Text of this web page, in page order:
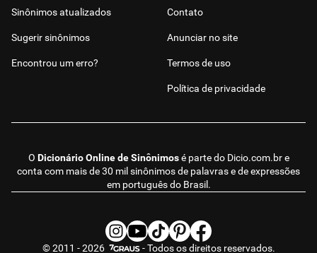
O Dicionário Online de Sinônimosé parte do Dicio.com.bre
conta com mais de 30 mil sinônimos de palavras e de expressões
em português do Brasil.
Sinônimos atualizados
Sugerir sinônimos
Encontrou um erro?
Contato
Anunciar no site
Termos de uso
Política de privacidade
© 2011 - 2026 - Todos os direitos reservados.